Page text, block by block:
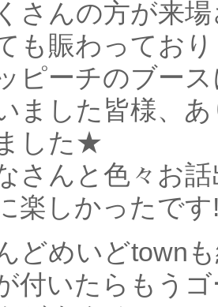
さんの方が来
も賑わってお
ピーチのブー
ました皆様、
した★
さんと色々お
楽しかったです
どめいどtown
付いたらもう